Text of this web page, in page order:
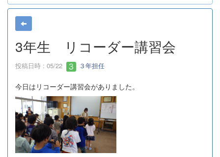
3年生 リコーダー講習会
投稿日時 : 05/22 ３年担任
今日はリコーダー講習会がありました。